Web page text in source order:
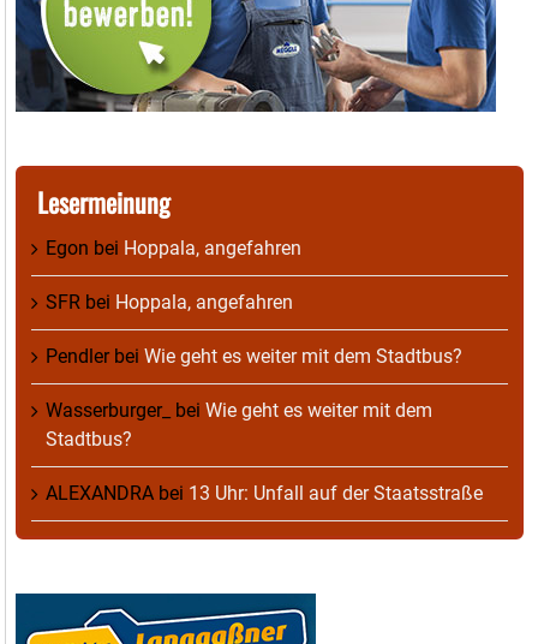
Lesermeinung
Egon bei Hoppala, angefahren
SFR bei Hoppala, angefahren
Pendlerbei Wie geht es weiter mit dem Stadtbus?
Wasserburger_ bei Wie geht es weiter mit dem
Stadtbus?
ALEXANDRA bei 13 Uhr: Unfall auf der Staatsstraße